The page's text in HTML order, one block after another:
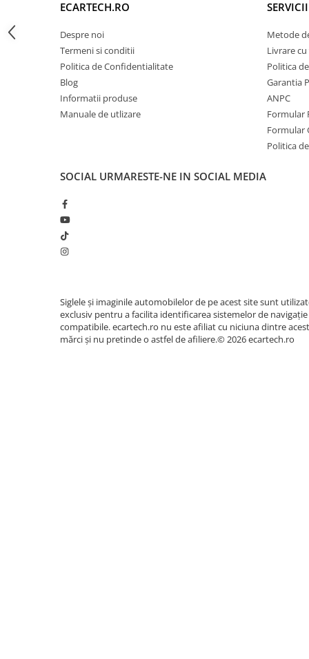
Invertoare auto
Lumini Ambientale
Testere auto
Cabluri Audio
Pompe transfer
Camera Endoscop
Echipamente service auto
Huse volan
Chei si truse chei
Accesorii compresoare
Aparate de lipit si capsat
RDS
BLUETOOTH
5.0, Redare muzică,
USB
ECRAN
Touchscreen HD capacitiv,
RCA Video
Da
Cameră DVR
Da, suportă comenzi
Cameră
Marșarier
Da, suportă
Google Play Store,
Digi online, Jocuri, și altele
ECARTECH.RO
Despre noi
Termeni si conditii
Politica de Confidentialitate
Blog
Informatii produse
Manuale de utlizare
Metode
Livrare
Politica
Garantia
ANPC
Formular
Formular
Politica
SOCIAL URMARESTE-NE IN SOCIAL MEDIA
Siglele și imaginile automobilelor de pe acest site sunt
exclusiv pentru a facilita identificarea sistemelor de navigație
compatibile. ecartech.ro nu este afiliat cu niciuna dintre
mărci și nu pretinde o astfel de afiliere.© 2026 ecartech.ro